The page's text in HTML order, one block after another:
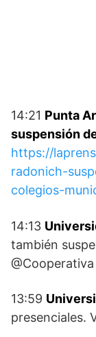
14:21 Punta
suspensión
https://
radonich-
colegios-
14:13
también
@Cooperativa
13:59
presenciales.